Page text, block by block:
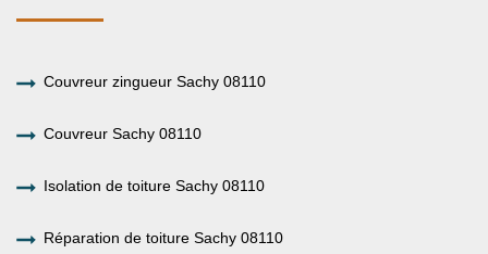
Couvreur zingueur Sachy 08110
Couvreur Sachy 08110
Isolation de toiture Sachy 08110
Réparation de toiture Sachy 08110